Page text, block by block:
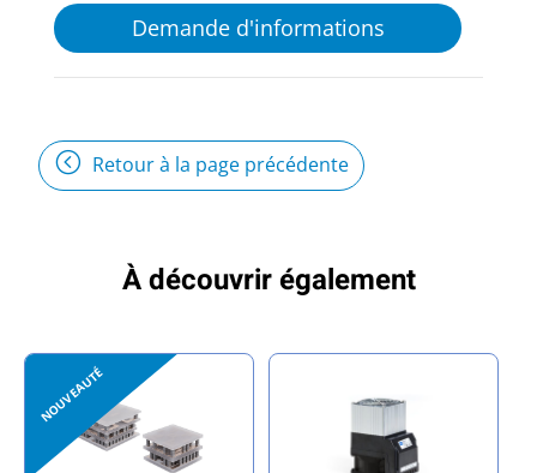
Demande d'informations
Retour à la page précédente
À découvrir également